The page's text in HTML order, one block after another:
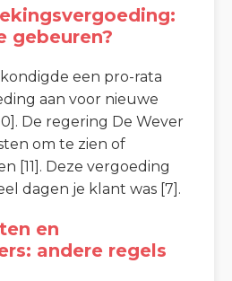
gebeuren?
een pro-rata
aan voor nieuwe
De regering De Wever
om te zien of
[11]. Deze vergoeding
dagen je klant was [7].
en
andere regels